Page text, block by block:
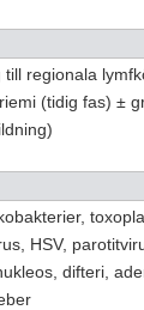
regionala
(tidig fas) ±
HSV,
difteri,